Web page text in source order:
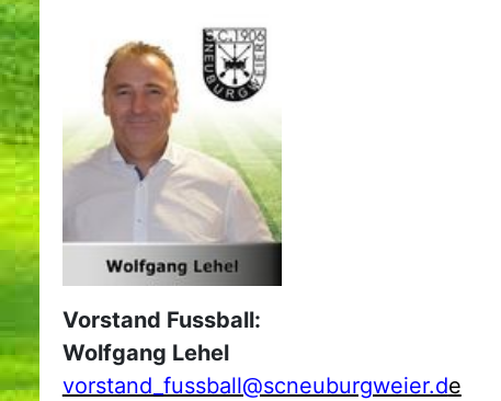
Vorstand Fussball:
Wolfgang Lehel
vorstand_fussball@scneuburgweier.de